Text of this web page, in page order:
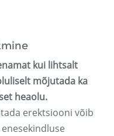
kui lihtsalt
mõjutada ka
heaolu.
erektsiooni võib